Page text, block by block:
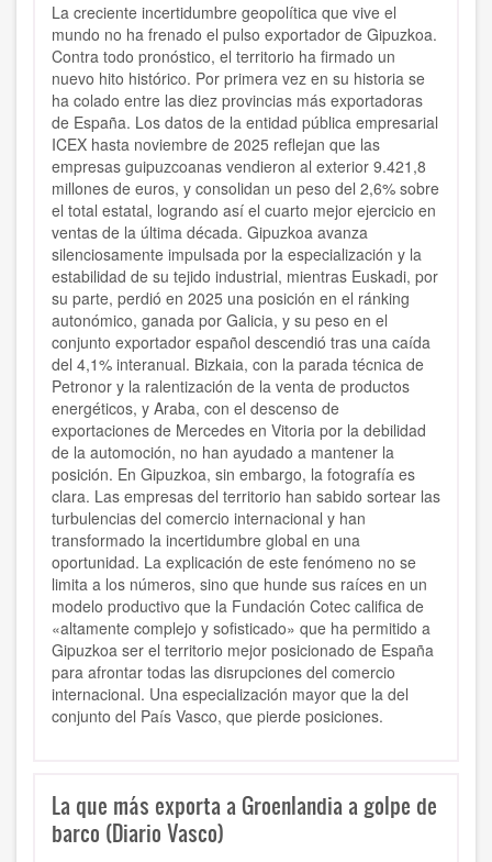
La creciente incertidumbre geopolítica que vive el
mundo no ha frenado el pulso exportador de Gipuzkoa.
Contra todo pronóstico, el territorio ha firmado un
nuevo hito histórico. Por primera vez en su historia se
ha colado entre las diez provincias más exportadoras
de España. Los datos de la entidad pública empresarial
ICEX hasta noviembre de 2025 reflejan que las
empresas guipuzcoanas vendieron al exterior 9.421,8
millones de euros, y consolidan un peso del 2,6% sobre
el total estatal, logrando así el cuarto mejor ejercicio en
ventas de la última década. Gipuzkoa avanza
silenciosamente impulsada por la especialización y la
estabilidad de su tejido industrial, mientras Euskadi, por
su parte, perdió en 2025 una posición en el ránking
autonómico, ganada por Galicia, y su peso en el
conjunto exportador español descendió tras una caída
del 4,1% interanual. Bizkaia, con la parada técnica de
Petronor y la ralentización de la venta de productos
energéticos, y Araba, con el descenso de
exportaciones de Mercedes en Vitoria por la debilidad
de la automoción, no han ayudado a mantener la
posición. En Gipuzkoa, sin embargo, la fotografía es
clara. Las empresas del territorio han sabido sortear las
turbulencias del comercio internacional y han
transformado la incertidumbre global en una
oportunidad. La explicación de este fenómeno no se
limita a los números, sino que hunde sus raíces en un
modelo productivo que la Fundación Cotec califica de
«altamente complejo y sofisticado» que ha permitido a
Gipuzkoa ser el territorio mejor posicionado de España
para afrontar todas las disrupciones del comercio
internacional. Una especialización mayor que la del
conjunto del País Vasco, que pierde posiciones.
La que más exporta a Groenlandia a golpe de
barco (Diario Vasco)